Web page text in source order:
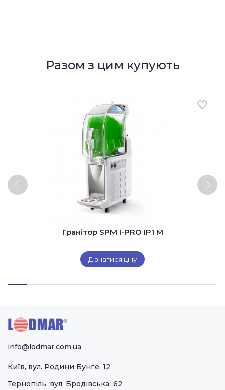
Разом з цим купують
Гранітор SPM I-PRO IP1 M
Дізнатися ціну
info@lodmar.com.ua
Київ, вул. Родини Бунґе, 12
Тернопіль, вул. Бродівська, 62